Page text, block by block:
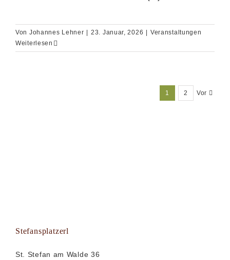
Von Johannes Lehner 23. Januar, 2026
Veranstaltungen
Weiterlesen
1 2 Vor
Stefansplatzerl
St. Stefan am Walde 36